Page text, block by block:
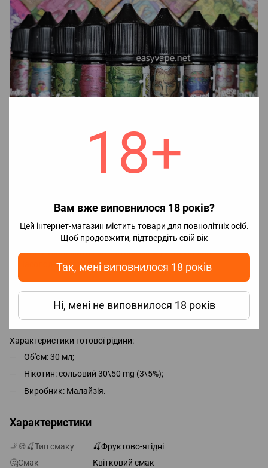
18+
Вам вже виповнилося 18 років?
Цей інтернет-магазин містить товари для повнолітніх осіб.
Щоб продовжити, підтвердіть свій вік
Так, мені виповнилося 18 років
Ні, мені не виповнилося 18 років
Для приготування рідини необхідно:
1. У флакон ароматизатором залити нікобустер і добре
збовтати і залишити настояться мінімум 15 хвилин.
2. Насолоджуватися смаком рідини.
Для досягнення максимального смаку необхідно почекати 2-5
днів, але парити можна відразу.
Характеристики готової рідини:
Об'єм: 30 мл;
Нікотин: сольовий 30\50 mg (3\5%);
Виробник: Малайзія.
Характеристики
🚬🍪🍒Тип смаку
🍒Фруктово-ягідні
🤔Смак
Квітковий смак